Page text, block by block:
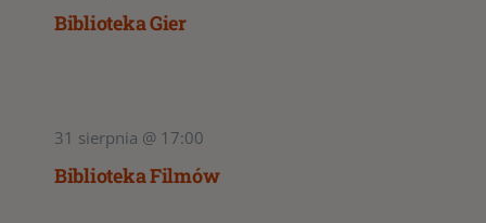
Biblioteka Gier
31 sierpnia @ 17:00
Biblioteka Filmów